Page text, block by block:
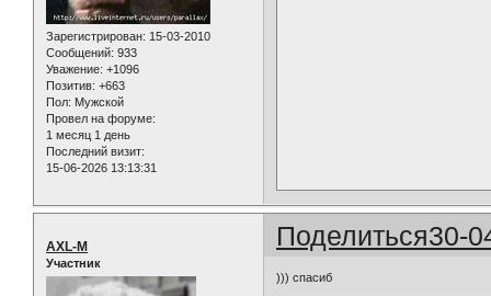
Зарегистрирован: 15-03-2010
Сообщений: 933
Уважение: +1096
Позитив: +663
Пол: Мужской
Провел на форуме:
1 месяц 1 день
Последний визит:
15-06-2026 13:13:31
Поделиться30-
AXL-M
Участник
))) спасиб